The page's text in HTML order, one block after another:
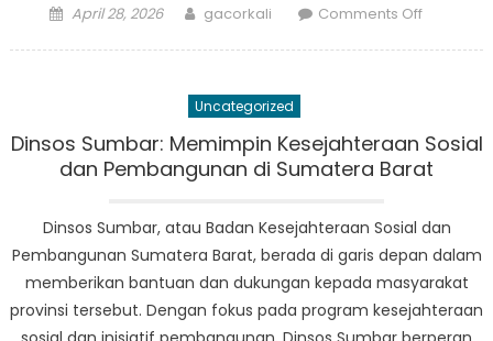
Posted
April 28, 2026 Author
gacorkali Comments Offon
Sosial
Sumbar
Sosial
di
Sumatera
Uncategorized
Dinsos Sumbar: Memimpin Kesejahteraan Sosial
dan Pembangunan di Sumatera Barat
Dinsos Sumbar, atau Badan Kesejahteraan Sosial dan
Pembangunan Sumatera Barat, berada di garis depan dalam
memberikan bantuan dan dukungan kepada masyarakat
provinsi tersebut. Dengan fokus pada program kesejahteraan